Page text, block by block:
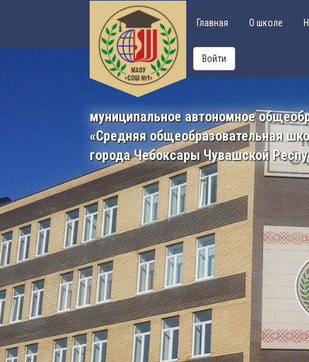
Главная О школе
Войти
муниципальное автономное
«Средняя общеобразовательная
города Чебоксары Чувашской